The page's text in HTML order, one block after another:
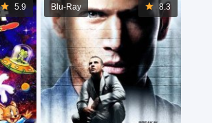
8.3
Blu-Ray
5.9